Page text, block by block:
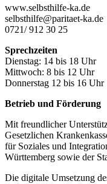
www.selbsthilfe-ka.de
selbsthilfe@paritaet-ka.de
0721/ 912 30 25
Sprechzeiten
Dienstag: 14 bis 18 Uhr
Mittwoch: 8 bis 12 Uhr
Donnerstag 12 bis 16 Uhr
Betrieb und Förderung
Mit freundlicher
Gesetzlichen
für Soziales und
Württemberg sowie der
Die digitale Umsetzung